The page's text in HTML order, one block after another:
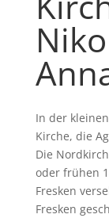
In der
Kirche, die
Die
oder frühen
Fresken
Fresken